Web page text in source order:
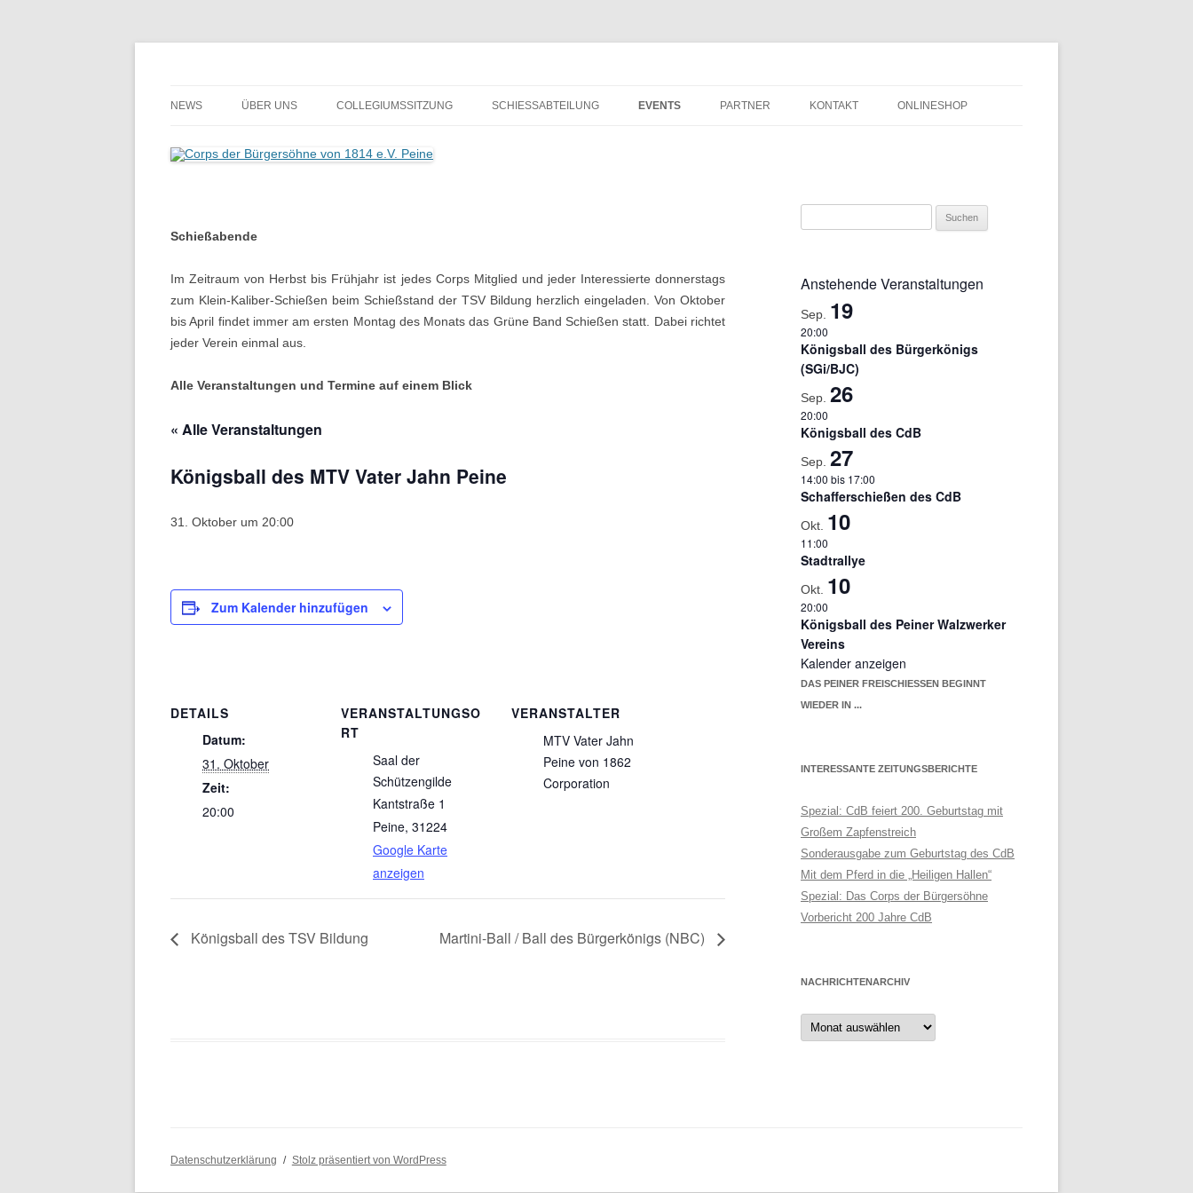
NEWS ÜBER UNS
HAUPTLEUTE SEIT 1949
FAHNEN
COLLEGIUMSSITZUNG SCHIESSABTEILUNG EVENTS PARTNER KONTAKT ONLINESHOP
Schießabende
Im Zeitraum von Herbst bis Frühjahr ist jedes Corps Mitglied und jeder Interessierte donnerstags
zum Klein-Kaliber-Schießen beim Schießstand der TSV Bildung herzlich eingeladen. Von Oktober
bis April findet immer am ersten Montag des Monats das Grüne Band Schießen statt. Dabei richtet
jeder Verein einmal aus.
Alle Veranstaltungen und Termine auf einem Blick
« Alle Veranstaltungen
Königsball des MTV Vater Jahn Peine
31. Oktober um 20:00
Zum Kalender hinzufügen
DETAILS
Datum:
31. Oktober
Zeit:
20:00
VERANSTALTUNGSO
RT
Saal der
Schützengilde
Kantstraße 1
Peine, 31224
Google Karte
anzeigen
VERANSTALTER
MTV Vater Jahn
Peine von 1862
Corporation
Königsball des TSV Bildung Martini-Ball / Ball des Bürgerkönigs (NBC)
Anstehende Veranstaltungen
Sep. 19
20:00
Königsball des Bürgerkönigs
(SGi/BJC)
Sep. 26
20:00
Königsball des CdB
Sep. 27
14:00 bis 17:00
Schafferschießen des CdB
Okt. 10
11:00
Stadtrallye
Okt. 10
20:00
Königsball des Peiner Walzwerker
Vereins
Kalender anzeigen
DAS PEINER FREISCHIESSEN BEGINNT W
IEDER IN ...
INTERESSANTE ZEITUNGSBERICHTE
Spezial: CdB feiert 200. Geburtstag mit
Großem Zapfenstreich
Sonderausgabe zum Geburtstag des CdB
Mit dem Pferd in die „Heiligen Hallen“
Spezial: Das Corps der Bürgersöhne
Vorbericht 200 Jahre CdB
NACHRICHTENARCHIV
Nachrichtenarchiv
Datenschutzerklärung Stolz präsentiert von WordPress